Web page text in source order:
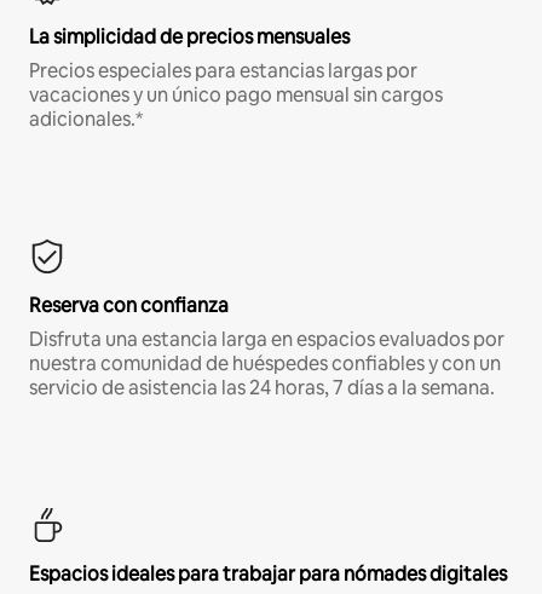
La simplicidad de precios mensuales
Precios especiales para estancias largas por
vacaciones y un único pago mensual sin cargos
adicionales.*
Reserva con confianza
Disfruta una estancia larga en espacios evaluados por
nuestra comunidad de huéspedes confiables y con un
servicio de asistencia las 24 horas, 7 días a la semana.
Espacios ideales para trabajar para nómades digitales